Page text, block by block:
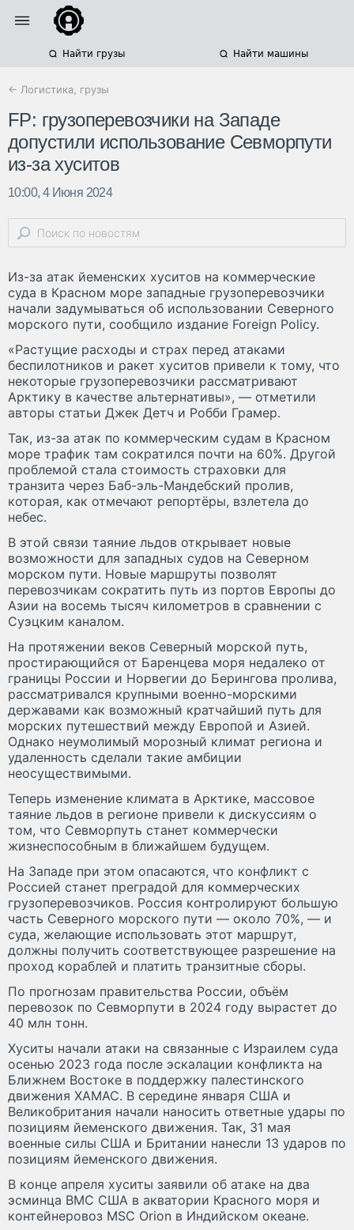
Найти грузы Найти машины
← Логистика, грузы
FP: грузоперевозчики на Западе
допустили использование Севморпути
из-за хуситов
10:00, 4 Июня 2024
Из-за атак йеменских хуситов на коммерческие
суда в Красном море западные грузоперевозчики
начали задумываться об использовании Северного
морского пути, сообщило издание Foreign Policy.
«Растущие расходы и страх перед атаками
беспилотников и ракет хуситов привели к тому, что
некоторые грузоперевозчики рассматривают
Арктику в качестве альтернативы», — отметили
авторы статьи Джек Детч и Робби Грамер.
Так, из-за атак по коммерческим судам в Красном
море трафик там сократился почти на 60%. Другой
проблемой стала стоимость страховки для
транзита через Баб-эль-Мандебский пролив,
которая, как отмечают репортёры, взлетела до
небес.
В этой связи таяние льдов открывает новые
возможности для западных судов на Северном
морском пути. Новые маршруты позволят
перевозчикам сократить путь из портов Европы до
Азии на восемь тысяч километров в сравнении с
Суэцким каналом.
На протяжении веков Северный морской путь,
простирающийся от Баренцева моря недалеко от
границы России и Норвегии до Берингова пролива,
рассматривался крупными военно-морскими
державами как возможный кратчайший путь для
морских путешествий между Европой и Азией.
Однако неумолимый морозный климат региона и
удаленность сделали такие амбиции
неосуществимыми.
Теперь изменение климата в Арктике, массовое
таяние льдов в регионе привели к дискуссиям о
том, что Севморпуть станет коммерчески
жизнеспособным в ближайшем будущем.
На Западе при этом опасаются, что конфликт с
Россией станет преградой для коммерческих
грузоперевозчиков. Россия контролируют большую
часть Северного морского пути — около 70%, — и
суда, желающие использовать этот маршрут,
должны получить соответствующее разрешение на
проход кораблей и платить транзитные сборы.
По прогнозам правительства России, объём
перевозок по Севморпути в 2024 году вырастет до
40 млн тонн.
Хуситы начали атаки на связанные с Израилем суда
осенью 2023 года после эскалации конфликта на
Ближнем Востоке в поддержку палестинского
движения ХАМАС. В середине января США и
Великобритания начали наносить ответные удары по
позициям йеменского движения. Так, 31 мая
военные силы США и Британии нанесли 13 ударов по
позициям йеменского движения.
В конце апреля хуситы заявили об атаке на два
эсминца ВМС США в акватории Красного моря и
контейнеровоз MSC Orion в Индийском океане.